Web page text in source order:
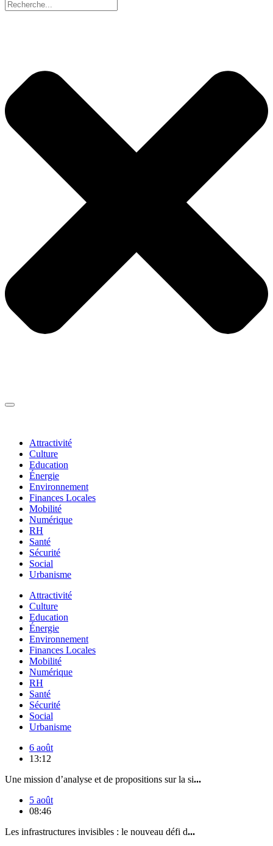
Attractivité
Culture
Education
Énergie
Environnement
Finances Locales
Mobilité
Numérique
RH
Santé
Sécurité
Social
Urbanisme
Attractivité
Culture
Education
Énergie
Environnement
Finances Locales
Mobilité
Numérique
RH
Santé
Sécurité
Social
Urbanisme
6 août
13:12
Une mission d’analyse et de propositions sur la si...
5 août
08:46
Les infrastructures invisibles : le nouveau défi d...